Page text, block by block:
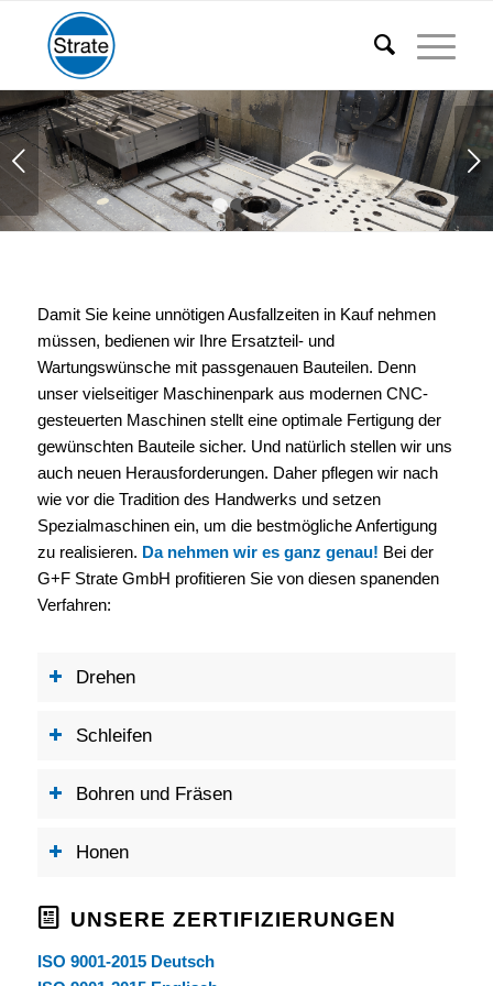
Weiter
1 2 3
Damit Sie keine unnötigen Ausfallzeiten in Kauf nehmen
müssen, bedienen wir Ihre Ersatzteil- und
Wartungswünsche mit passgenauen Bauteilen. Denn
unser vielseitiger Maschinenpark aus modernen CNC-
gesteuerten Maschinen stellt eine optimale Fertigung der
gewünschten Bauteile sicher. Und natürlich stellen wir uns
auch neuen Herausforderungen. Daher pflegen wir nach
wie vor die Tradition des Handwerks und setzen
Spezialmaschinen ein, um die bestmögliche Anfertigung
zu realisieren. Da nehmen wir es ganz genau! Bei der
G+F Strate GmbH profitieren Sie von diesen spanenden
Verfahren:
Drehen
Schleifen
Bohren und Fräsen
Honen
UNSERE ZERTIFIZIERUNGEN
ISO 9001-2015 Deutsch